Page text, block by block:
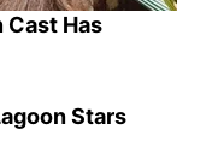
Cast Has
Stars